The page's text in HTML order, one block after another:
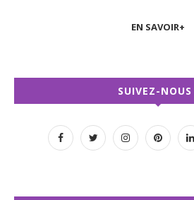
EN SAVOIR+
SUIVEZ-NOUS